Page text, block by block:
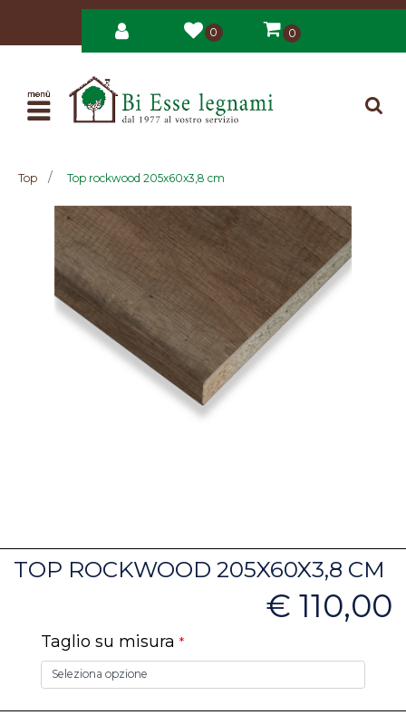
0 0
Open
Top Top rockwood 205x60x3,8 cm
TOP ROCKWOOD 205X60X3,8 CM
€ 110,00
Taglio su misura *